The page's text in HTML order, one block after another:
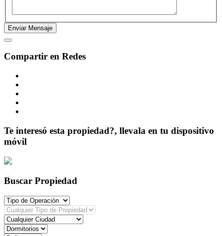
Compartir en Redes
Te interesó esta propiedad?, llevala en tu dispositivo
móvil
Buscar Propiedad